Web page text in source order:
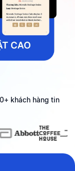
khách hàng tin